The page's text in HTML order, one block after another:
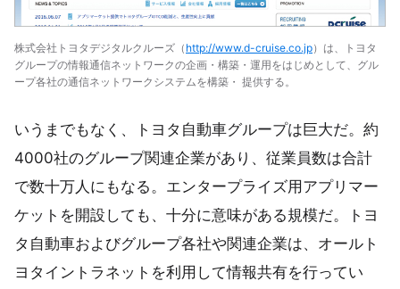
株式会社トヨタデジタルクルーズ（ http://www.d-cruise.co.jp）は、トヨタ
グループの情報通信ネットワークの企画・構築・運用をはじめとして、グル
ープ各社の通信ネットワークシステムを構築・ 提供する。
いうまでもなく、トヨタ自動車グループは巨大だ。約
4000社のグループ関連企業があり、従業員数は合計
で数十万人にもなる。エンタープライズ用アプリマー
ケットを開設しても、十分に意味がある規模だ。トヨ
タ自動車およびグループ各社や関連企業は、オールト
ヨタイントラネットを利用して情報共有を行ってい